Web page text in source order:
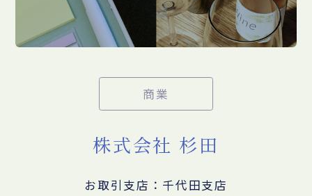
商業
株式会社 杉田
お取引支店：千代田支店